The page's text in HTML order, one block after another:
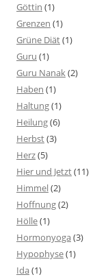
Göttin (1)
Grenzen (1)
Grüne Diät(1)
Guru (1)
Guru Nanak(2)
Haben (1)
Haltung(1)
Heilung(6)
Herbst(3)
Herz(5)
Hier und Jetzt(11)
Himmel(2)
Hoffnung(2)
Hölle(1)
Hormonyoga(3)
Hypophyse(1)
Ida(1)